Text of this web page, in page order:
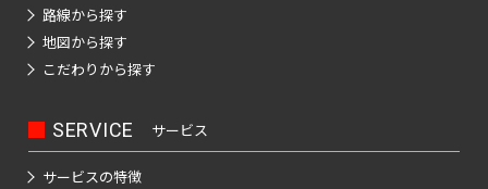
路線から探す
地図から探す
こだわりから探す
SERVICE サービス
サービスの特徴